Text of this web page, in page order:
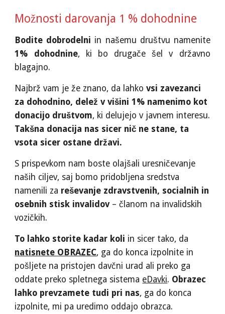
Možnosti darovanja 1 % dohodnine
Bodite dobrodelni in našemu društvu namenite
1 % dohodnine, ki bo drugače šel v državno
blagajno.
Najbrž vam je že znano, da lahkovsi zavezanci
za dohodnino, delež v višini1 % namenimo kot
donacijo društvom, ki delujejo v javnem interesu.
Takšna donacija nas sicer nič ne stane, ta
vsota sicer ostane državi.
S prispevkom nam boste olajšali uresničevanje
naših ciljev, saj bomo pridobljena sredstva
namenili za reševanje zdravstvenih, socialnih in
osebnih stisk invalidov– članom na invalidskih
vozičkih.
To lahko storite kadar koli in sicer tako, da
natisnete OBRAZEC, ga do konca izpolnite in
pošljete na pristojen davčni urad ali preko ga
oddate preko spletnega sistema eDavki. Obrazec
lahko prevzamete tudi pri nas, ga do konca
izpolnite, mi pa uredimo oddajo obrazca.